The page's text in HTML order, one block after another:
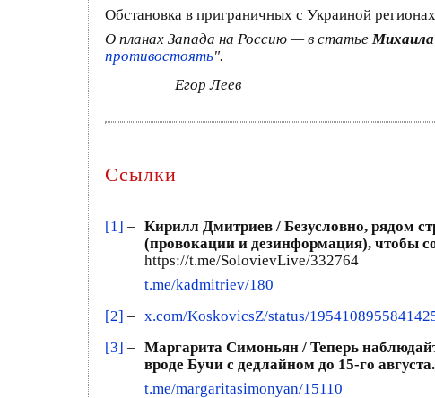
Обстановка в приграничных с Украиной
О планах Запада на Россию — в статье
противостоять".
Егор Леев
Ссылки
[1] – Кирилл Дмитриев / Безусловно, рядом
(провокации и дезинформация), чтобы
https://t.me/SolovievLive/332764
t.me/kadmitriev/180
[2] – x.com/KoskovicsZ/status/
[3] – Маргарита Симоньян / Теперь
вроде Бучи с дедлайном до 15-го августа.
t.me/margaritasimonyan/15110